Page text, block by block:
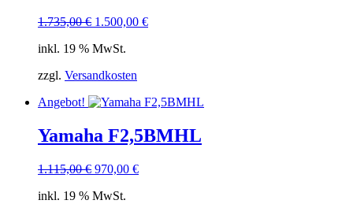
1.735,00€ Ursprünglicher
war:
1.500,00 €Aktueller
inkl. 19 % MwSt.
zzgl. Versandkosten
Angebot!
Yamaha F2,5BMHL
1.115,00€ Ursprünglicher
war:
970,00 €Aktueller
inkl. 19 % MwSt.